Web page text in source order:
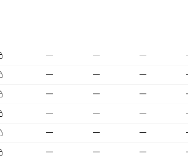
— — — —
— — — —
— — — —
— — — —
— — — —
— — — —